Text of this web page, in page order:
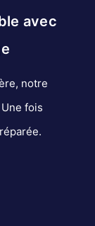
avec
notre
fois